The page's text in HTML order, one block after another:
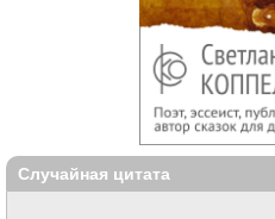
Случайная цитата